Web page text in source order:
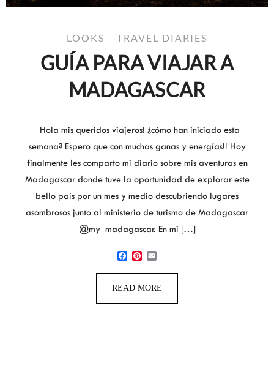
LOOKS TRAVEL DIARIES
GUÍA PARA VIAJAR A
MADAGASCAR
Hola mis queridos viajeros! ¿cómo han iniciado esta
semana? Espero que con muchas ganas y energías!! Hoy
finalmente les comparto mi diario sobre mis aventuras en
Madagascar donde tuve la oportunidad de explorar este
bello país por un mes y medio descubriendo lugares
asombrosos junto al ministerio de turismo de Madagascar
@my_madagascar. En mi […]
READ MORE